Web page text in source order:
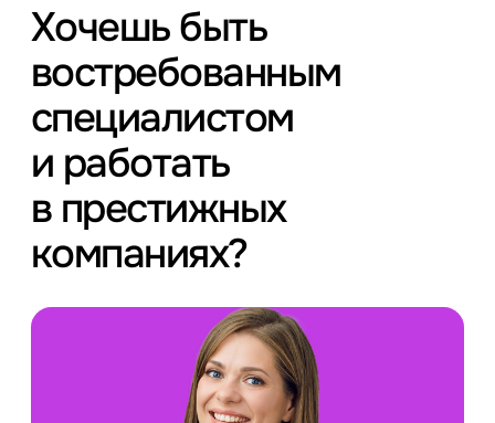
Хочешь быть
востребованным
специалистом
и работать
в престижных
компаниях?